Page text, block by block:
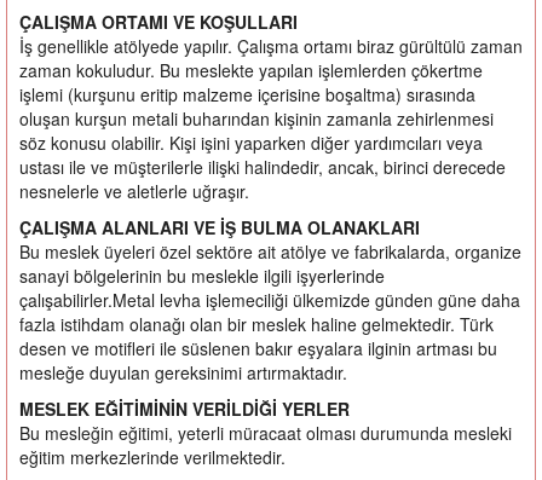
ÇALIŞMA ORTAMI VE KOŞULLARI
İş genellikle atölyede yapılır. Çalışma ortamı biraz gürültülü zaman
zaman kokuludur. Bu meslekte yapılan işlemlerden çökertme
işlemi (kurşunu eritip malzeme içerisine boşaltma) sırasında
oluşan kurşun metali buharından kişinin zamanla zehirlenmesi
söz konusu olabilir. Kişi işini yaparken diğer yardımcıları veya
ustası ile ve müşterilerle ilişki halindedir, ancak, birinci derecede
nesnelerle ve aletlerle uğraşır.
ÇALIŞMA ALANLARI VE İŞ BULMA OLANAKLARI
Bu meslek üyeleri özel sektöre ait atölye ve fabrikalarda, organize
sanayi bölgelerinin bu meslekle ilgili işyerlerinde
çalışabilirler.Metal levha işlemeciliği ülkemizde günden güne daha
fazla istihdam olanağı olan bir meslek haline gelmektedir. Türk
desen ve motifleri ile süslenen bakır eşyalara ilginin artması bu
mesleğe duyulan gereksinimi artırmaktadır.
MESLEK EĞİTİMİNİN VERİLDİĞİ YERLER
Bu mesleğin eğitimi, yeterli müracaat olması durumunda mesleki
eğitim merkezlerinde verilmektedir.